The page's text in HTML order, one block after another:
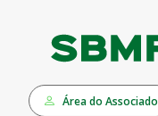
Área do Associado